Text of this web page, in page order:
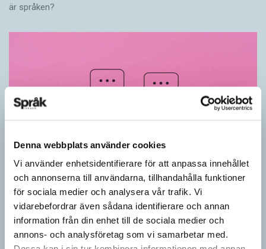
Denna webbplats använder cookies
Vi använder enhetsidentifierare för att anpassa innehållet
och annonserna till användarna, tillhandahålla funktioner
för sociala medier och analysera vår trafik. Vi
vidarebefordrar även sådana identifierare och annan
information från din enhet till de sociala medier och
annons- och analysföretag som vi samarbetar med.
är språken?
Känner du till orden från SAOL? (Kviss
#625)
KVISS
Vet du vad dom här tolv svenska orden betyder? Dom rätta